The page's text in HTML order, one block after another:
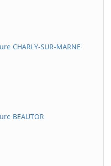
CHARLY-SUR-MARNE
BEAUTOR